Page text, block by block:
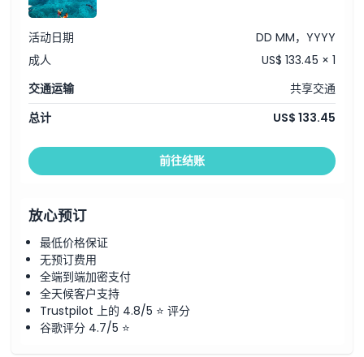
活动日期
DD MM，YYYY
成人
US$ 133.45 × 1
交通运输
共享交通
总计
US$ 133.45
前往结账
放心预订
最低价格保证
无预订费用
全端到端加密支付
全天候客户支持
Trustpilot 上的 4.8/5 ⭐ 评分
谷歌评分 4.7/5 ⭐